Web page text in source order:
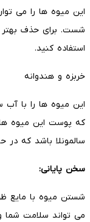
این میوه ها را می
شست. برای حذف بهتر
استفاده کنید.
خربزه و هندوانه
این میوه ها را با
که پوست این میوه
سالمونلا باشد که
سخن پایانی:
شستن میوه با مایع
می تواند سلامت شما و